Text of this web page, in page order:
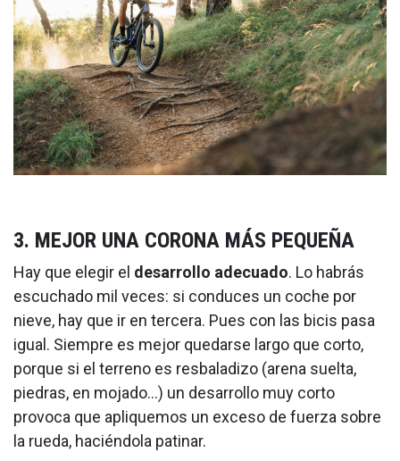
3. MEJOR UNA CORONA MÁS PEQUEÑA
Hay que elegir el desarrollo adecuado. Lo habrás
escuchado mil veces: si conduces un coche por
nieve, hay que ir en tercera. Pues con las bicis pasa
igual. Siempre es mejor quedarse largo que corto,
porque si el terreno es resbaladizo (arena suelta,
piedras, en mojado…) un desarrollo muy corto
provoca que apliquemos un exceso de fuerza sobre
la rueda, haciéndola patinar.